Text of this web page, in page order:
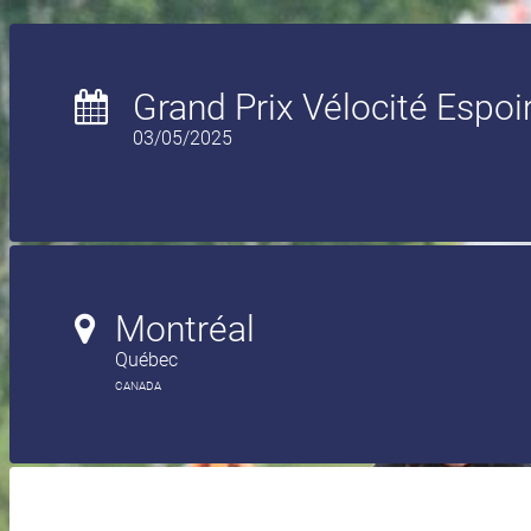
Grand Prix Vélocité
03/05/2025
Montréal
Québec
CANADA